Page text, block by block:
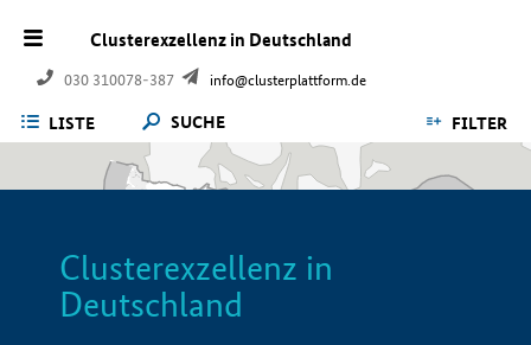
Clusterexzellenz in Deutschland
030 310078-387 info@clusterplattform.de
LISTE SUCHE FILTER
Clusterexzellenz in
Deutschland